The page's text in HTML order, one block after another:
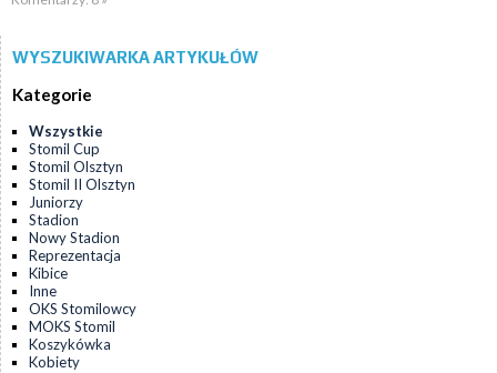
WYSZUKIWARKA ARTYKUŁÓW
Kategorie
Wszystkie
Stomil Cup
Stomil Olsztyn
Stomil II Olsztyn
Juniorzy
Stadion
Nowy Stadion
Reprezentacja
Kibice
Inne
OKS Stomilowcy
MOKS Stomil
Koszykówka
Kobiety